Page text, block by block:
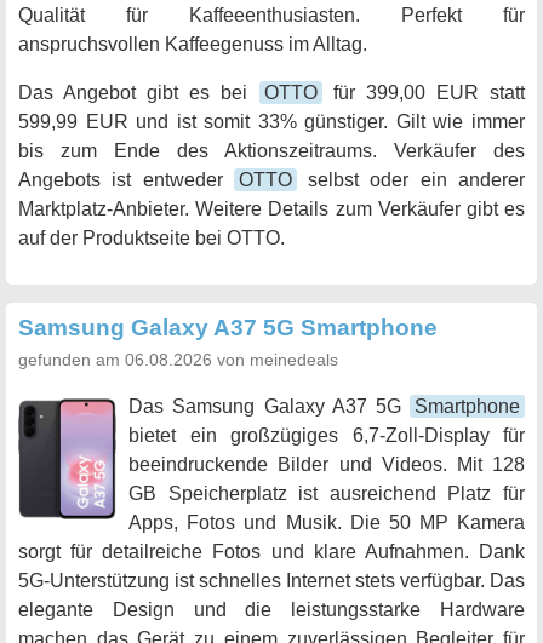
Qualität für Kaffeeenthusiasten. Perfekt für
anspruchsvollen Kaffeegenuss im Alltag.
Das Angebot gibt es bei OTTO
für 399,00 EUR statt
599,99 EUR und ist somit 33% günstiger. Gilt wie immer
bis zum Ende des Aktionszeitraums. Verkäufer des
Angebots ist entweder
OTTO
selbst oder ein anderer
Marktplatz-Anbieter. Weitere Details zum Verkäufer gibt es
auf der Produktseite bei OTTO.
Samsung Galaxy A37 5G Smartphone
gefunden am 06.08.2026 von meinedeals
Das Samsung Galaxy A37 5G
Smartphone
bietet ein großzügiges 6,7-Zoll-Display für
beeindruckende Bilder und Videos. Mit 128
GB Speicherplatz ist ausreichend Platz für
Apps, Fotos und Musik. Die 50 MP Kamera
sorgt für detailreiche Fotos und klare Aufnahmen. Dank
5G-Unterstützung ist schnelles Internet stets verfügbar. Das
elegante Design und die leistungsstarke Hardware
machen das Gerät zu einem zuverlässigen Begleiter für